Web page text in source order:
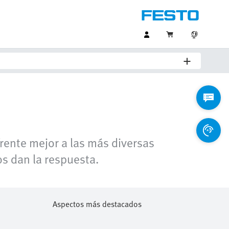
mejor a las más diversas
dan la respuesta.
Aspectos más destacados